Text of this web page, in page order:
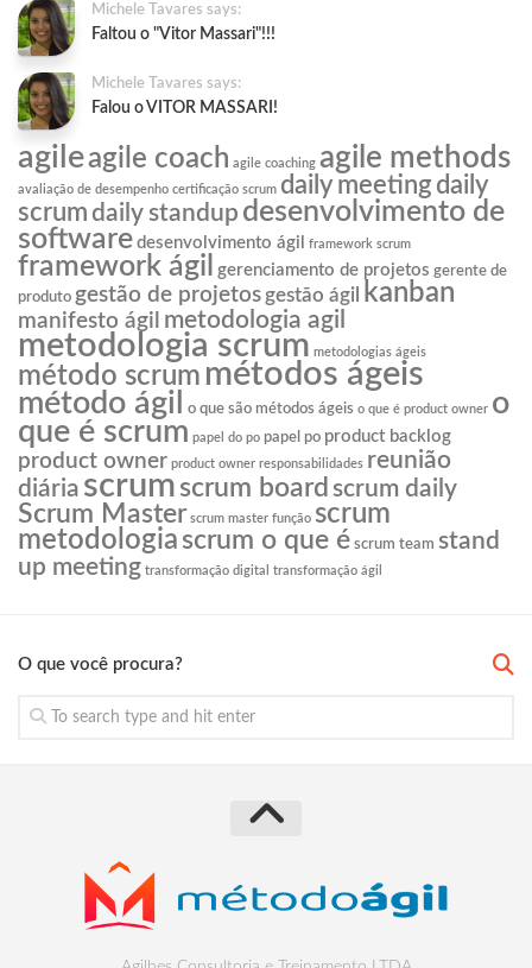
Michele Tavares says:
Faltou o "Vitor Massari"!!!
Michele Tavares says:
Falou o VITOR MASSARI!
agileagile coach agile coaching agile methods
avaliação de desempenho certificação scrum daily meeting daily
scrumdaily standup desenvolvimento de
software desenvolvimento ágil framework scrum
framework ágil gerenciamento de projetos gerente de
produto gestão de projetos gestão ágil kanban
manifesto ágil metodologia agil
metodologia scrum metodologias ágeis
método scrum métodos ágeis
método ágil o que são métodos ágeis o que é product owner o
que é scrum papel do po papel po product backlog
product owner product owner responsabilidades reunião
diária scrum scrum board scrum daily
Scrum Master scrum master função scrum
metodologia scrum o que é scrum team stand
up meeting transformação digital transformação ágil
O que você procura?